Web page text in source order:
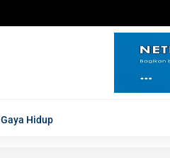
Gaya Hidup